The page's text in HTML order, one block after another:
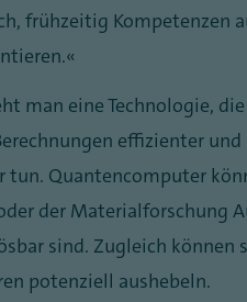
frühzeitig Kompetenzen
man eine Technologie,
effizienter
Quantencomputer
der Materialforschung
sind. Zugleich können
potenziell aushebeln.